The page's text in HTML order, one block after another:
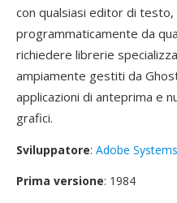
con qualsiasi editor di
programmaticamente da
richiedere librerie
ampiamente gestiti da
applicazioni di anteprima e
grafici.
Sviluppatore: Adobe Systems
Prima versione: 1984